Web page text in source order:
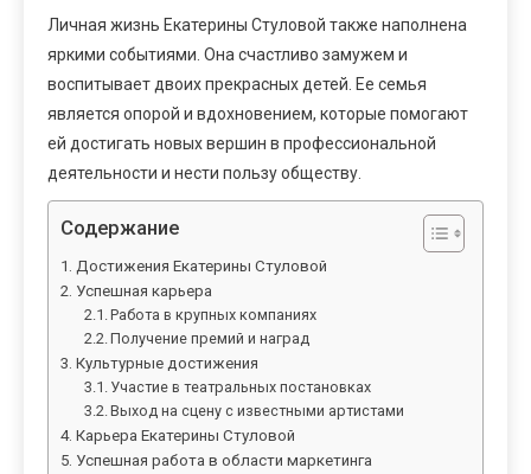
Личная жизнь Екатерины Стуловой также наполнена
яркими событиями. Она счастливо замужем и
воспитывает двоих прекрасных детей. Ее семья
является опорой и вдохновением, которые помогают
ей достигать новых вершин в профессиональной
деятельности и нести пользу обществу.
Содержание
Достижения Екатерины Стуловой
Успешная карьера
Работа в крупных компаниях
Получение премий и наград
Культурные достижения
Участие в театральных постановках
Выход на сцену с известными артистами
Карьера Екатерины Стуловой
Успешная работа в области маркетинга